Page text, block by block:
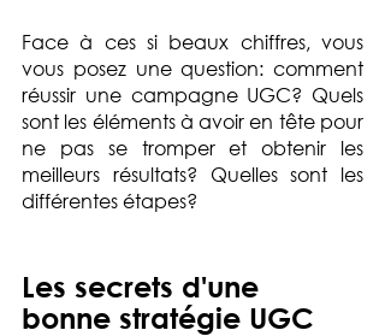
Face à ces si beaux chiffres, vous
vous posez une question: comment
réussir une campagne UGC? Quels
sont les éléments à avoir en tête pour
ne pas se tromper et obtenir les
meilleurs résultats? Quelles sont les
différentes étapes?
Les secrets d'une
bonne stratégie UGC